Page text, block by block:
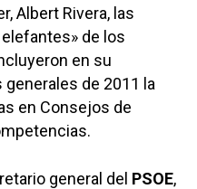
Albert Rivera, las
de los
en su
de 2011 la
en Consejos de
general del PSOE,